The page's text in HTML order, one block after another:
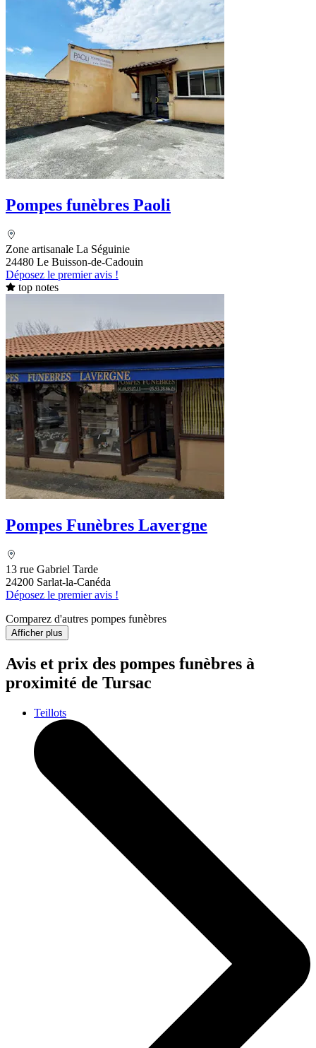
Pompes funèbres Paoli
Zone artisanale La Séguinie
24480 Le Buisson-de-Cadouin
Déposez le premier avis !
top notes
Pompes Funèbres Lavergne
13 rue Gabriel Tarde
24200 Sarlat-la-Canéda
Déposez le premier avis !
Comparez d'autres pompes funèbres
Afficher plus
Avis et prix des pompes funèbres à
proximité de Tursac
Teillots